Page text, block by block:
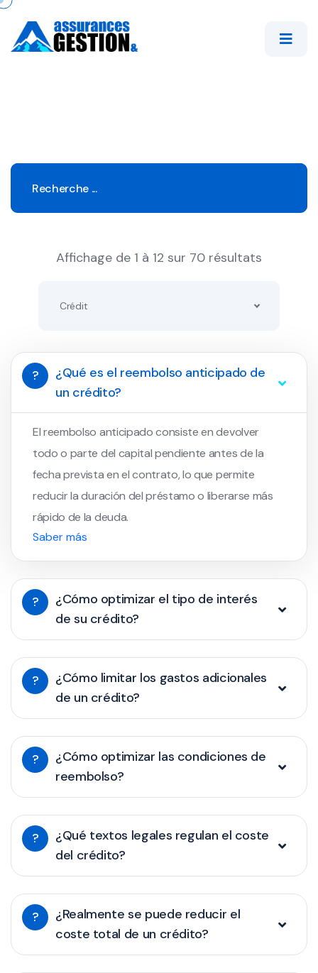
Affichage de 1 à 12 sur 70 résultats
Crédit
?
¿Qué es el reembolso anticipado de
un crédito?
El reembolso anticipado consiste en devolver
todo o parte del capital pendiente antes de la
fecha prevista en el contrato, lo que permite
reducir la duración del préstamo o liberarse más
rápido de la deuda.
Saber más
?
¿Cómo optimizar el tipo de interés
de su crédito?
?
¿Cómo limitar los gastos adicionales
de un crédito?
?
¿Cómo optimizar las condiciones de
reembolso?
?
¿Qué textos legales regulan el coste
del crédito?
?
¿Realmente se puede reducir el
coste total de un crédito?